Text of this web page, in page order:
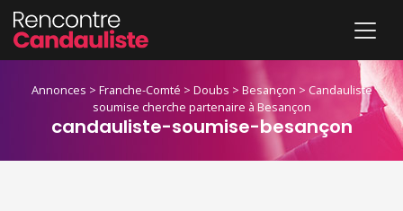
Annonces > Franche-Comté > Doubs > Besançon > Candauliste
soumise cherche partenaire à Besançon
candauliste-soumise-besançon